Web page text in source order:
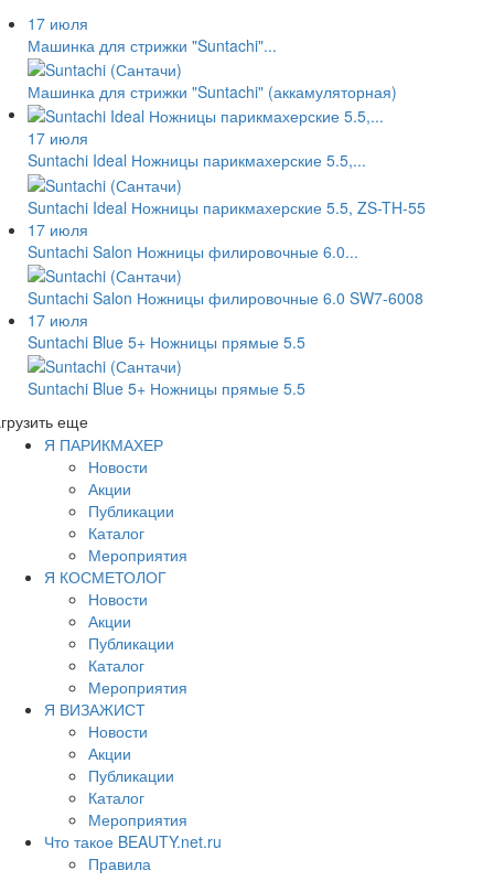
17 июля
Машинка для стрижки "Suntachi"...
Машинка для стрижки "Suntachi" (аккамуляторная)
17 июля
Suntachi Ideal Ножницы парикмахерские 5.5,...
Suntachi Ideal Ножницы парикмахерские 5.5, ZS-TH-55
17 июля
Suntachi Salon Ножницы филировочные 6.0...
Suntachi Salon Ножницы филировочные 6.0 SW7-6008
17 июля
Suntachi Blue 5+ Ножницы прямые 5.5
Suntachi Blue 5+ Ножницы прямые 5.5
еще
Я ПАРИКМАХЕР
Новости
Акции
Публикации
Каталог
Мероприятия
Я КОСМЕТОЛОГ
Новости
Акции
Публикации
Каталог
Мероприятия
Я ВИЗАЖИСТ
Новости
Акции
Публикации
Каталог
Мероприятия
Что такое BEAUTY.net.ru
Правила